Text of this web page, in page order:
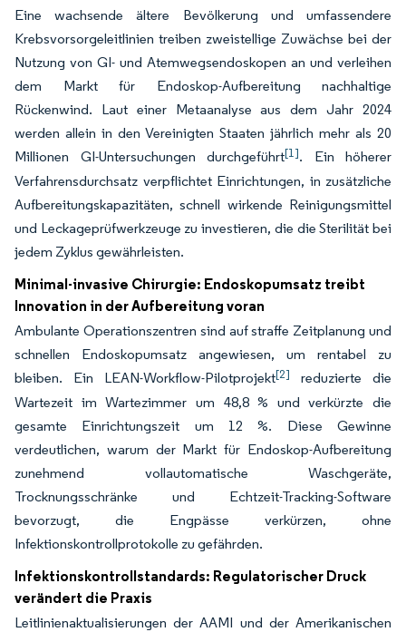
Eine wachsende ältere Bevölkerung und umfassendere
Krebsvorsorgeleitlinien treiben zweistellige Zuwächse bei der
Nutzung von GI- und Atemwegsendoskopen an und verleihen
dem Markt für Endoskop-Aufbereitung nachhaltige
Rückenwind. Laut einer Metaanalyse aus dem Jahr 2024
werden allein in den Vereinigten Staaten jährlich mehr als 20
Millionen GI-Untersuchungen durchgeführt[1]. Ein höherer
Verfahrensdurchsatz verpflichtet Einrichtungen, in zusätzliche
Aufbereitungskapazitäten, schnell wirkende Reinigungsmittel
und Leckageprüfwerkzeuge zu investieren, die die Sterilität bei
jedem Zyklus gewährleisten.
Minimal-invasive Chirurgie: Endoskopumsatz treibt
Innovation in der Aufbereitung voran
Ambulante Operationszentren sind auf straffe Zeitplanung und
schnellen Endoskopumsatz angewiesen, um rentabel zu
bleiben. Ein LEAN-Workflow-Pilotprojekt[2]
reduzierte die
Wartezeit im Wartezimmer um 48,8 % und verkürzte die
gesamte Einrichtungszeit um 12 %. Diese Gewinne
verdeutlichen, warum der Markt für Endoskop-Aufbereitung
zunehmend vollautomatische Waschgeräte,
Trocknungsschränke und Echtzeit-Tracking-Software
bevorzugt, die Engpässe verkürzen, ohne
Infektionskontrollprotokolle zu gefährden.
Infektionskontrollstandards: Regulatorischer Druck
verändert die Praxis
Leitlinienaktualisierungen der AAMI und der Amerikanischen